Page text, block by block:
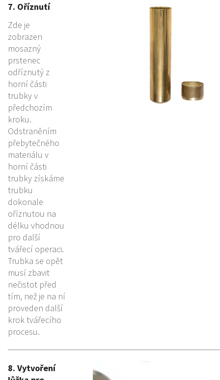
7. Oříznutí
Zde je
zobrazen
mosazný
prstenec
odříznutý z
horní části
trubky v
předchozím
kroku.
Odstraněním
přebytečného
materiálu v
horní části
trubky získáme
trubku
dokonale
oříznutou na
délku vhodnou
pro další
tvářecí operaci.
Trubka se opět
musí zbavit
nečistot před
tím, než je na ní
proveden další
krok tvářecího
procesu.
8. Vytvoření